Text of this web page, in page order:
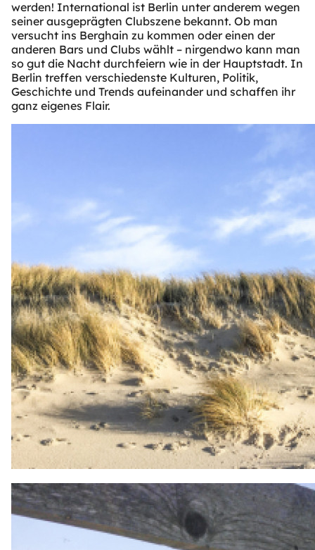
werden! International ist Berlin unter anderem wegen
seiner ausgeprägten Clubszene bekannt. Ob man
versucht ins Berghain zu kommen oder einen der
anderen Bars und Clubs wählt – nirgendwo kann man
so gut die Nacht durchfeiern wie in der Hauptstadt. In
Berlin treffen verschiedenste Kulturen, Politik,
Geschichte und Trends aufeinander und schaffen ihr
ganz eigenes Flair.